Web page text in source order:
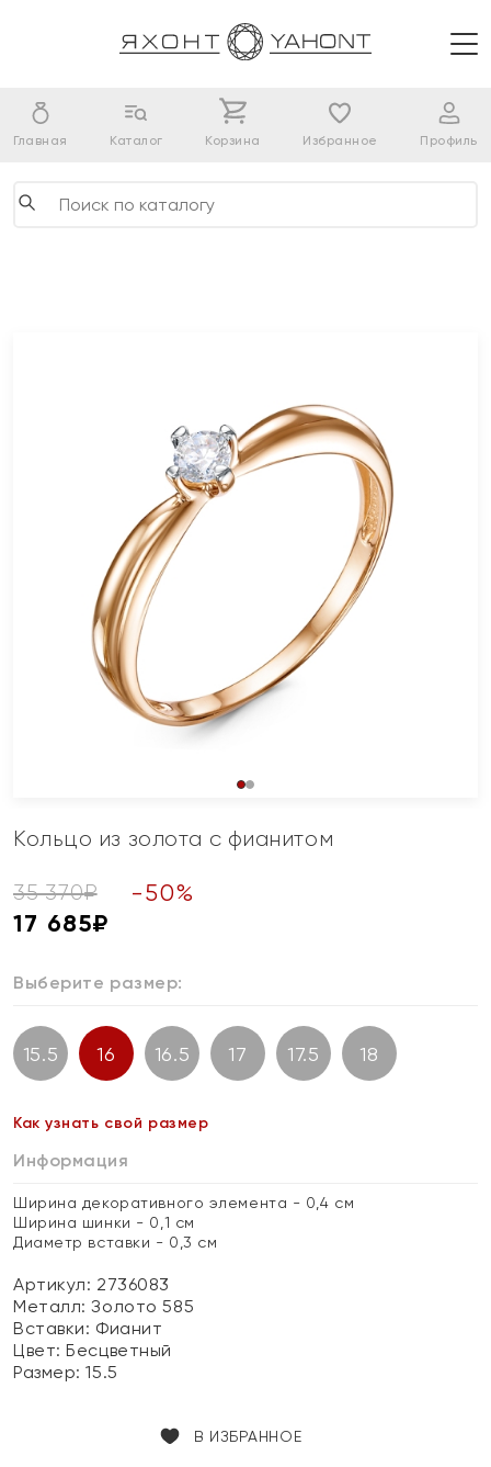
Главная Каталог Корзина Избранное Профиль
Кольцо из золота с фианитом
35 370₽ -50%
17 685₽
Выберите размер:
15.5 16 16.5 17 17.5 18
Как узнать свой размер
Информация
Ширина декоративного элемента - 0,4 см
Ширина шинки - 0,1 см
Диаметр вставки - 0,3 см
Артикул: 2736083
Металл:Золото 585
Вставки: Фианит
Цвет:Бесцветный
Размер:15.5
В ИЗБРАННОЕ